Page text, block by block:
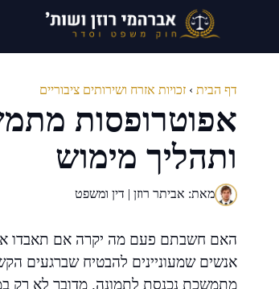
דף הבית › זכויות אזרח ושירותים ציבוריים
אפוטרופסות
ותהליך מימוש
מאת: אביתר רוזן | דין ומשפט
האם חשבתם פעם מה יקרה אם תאבדו את
אנשים שמעוניינים להבטיח שברגעים
מתמשכת נכנסת לתמונה. מדובר לא רק